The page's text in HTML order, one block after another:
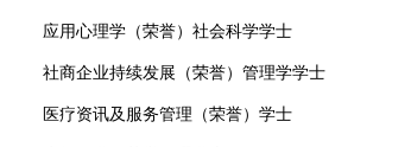
应用心理学（荣誉）社会科学学士
社商企业持续发展（荣誉）管理学学士
医疗资讯及服务管理（荣誉）学士